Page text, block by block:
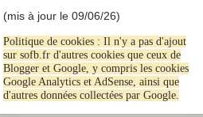
(mis à jour le 09/06/26)
Politique de cookies : Il n'y a pas d'ajout
sur sofb.fr d'autres cookies que ceux de
Blogger et Google, y compris les cookies
Google Analytics et AdSense, ainsi que
d'autres données collectées par Google.